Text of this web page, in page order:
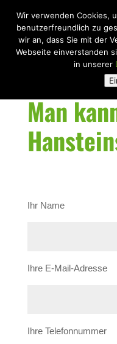
Man
Ihr Name
Ihre E-Mail-Adresse
Ihre Telefonnummer
Wir verwenden Cookies,
benutzerfreundlich zu
wir an, dass Sie mit der
Webseite einverstanden
in unserer